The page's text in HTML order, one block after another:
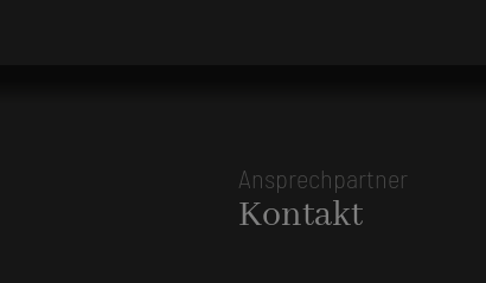
Ansprechpartner
Kontakt